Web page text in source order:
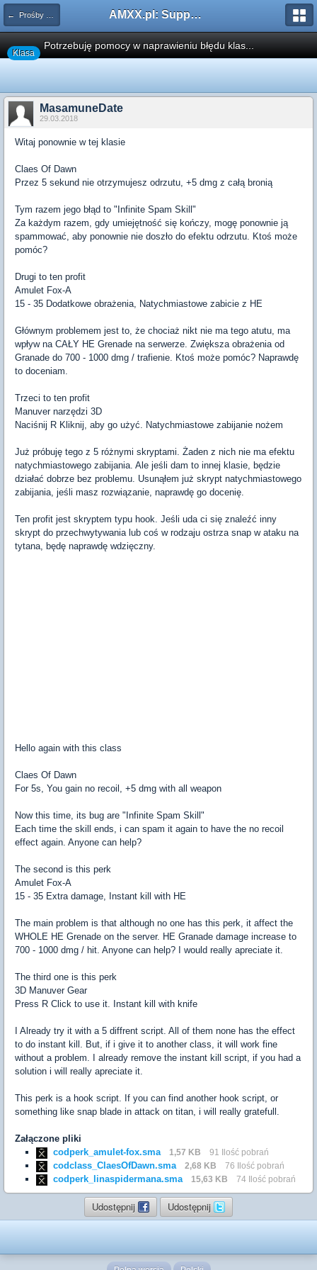
← Prośby o Klasę/Perk AMXX.pl: Support AMX Mod X i SourceMod
Klasa
Potrzebuję pomocy w naprawieniu błędu klas...
MasamuneDate
29.03.2018
Witaj ponownie w tej klasie
Claes Of Dawn
Przez 5 sekund nie otrzymujesz odrzutu, +5 dmg z całą bronią
Tym razem jego błąd to "Infinite Spam Skill"
Za każdym razem, gdy umiejętność się kończy, mogę ponownie ją
spammować, aby ponownie nie doszło do efektu odrzutu. Ktoś może
pomóc?
Drugi to ten profit
Amulet Fox-A
15 - 35 Dodatkowe obrażenia, Natychmiastowe zabicie z HE
Głównym problemem jest to, że chociaż nikt nie ma tego atutu, ma
wpływ na CAŁY HE Grenade na serwerze. Zwiększa obrażenia od
Granade do 700 - 1000 dmg / trafienie. Ktoś może pomóc? Naprawdę
to doceniam.
Trzeci to ten profit
Manuver narzędzi 3D
Naciśnij R Kliknij, aby go użyć. Natychmiastowe zabijanie nożem
Już próbuję tego z 5 różnymi skryptami. Żaden z nich nie ma efektu
natychmiastowego zabijania. Ale jeśli dam to innej klasie, będzie
działać dobrze bez problemu. Usunąłem już skrypt natychmiastowego
zabijania, jeśli masz rozwiązanie, naprawdę go docenię.
Ten profit jest skryptem typu hook. Jeśli uda ci się znaleźć inny
skrypt do przechwytywania lub coś w rodzaju ostrza snap w ataku na
tytana, będę naprawdę wdzięczny.
Hello again with this class
Claes Of Dawn
For 5s, You gain no recoil, +5 dmg with all weapon
Now this time, its bug are "Infinite Spam Skill"
Each time the skill ends, i can spam it again to have the no recoil
effect again. Anyone can help?
The second is this perk
Amulet Fox-A
15 - 35 Extra damage, Instant kill with HE
The main problem is that although no one has this perk, it affect the
WHOLE HE Grenade on the server. HE Granade damage increase to
700 - 1000 dmg / hit. Anyone can help? I would really apreciate it.
The third one is this perk
3D Manuver Gear
Press R Click to use it. Instant kill with knife
I Already try it with a 5 diffrent script. All of them none has the effect
to do instant kill. But, if i give it to another class, it will work fine
without a problem. I already remove the instant kill script, if you had a
solution i will really apreciate it.
This perk is a hook script. If you can find another hook script, or
something like snap blade in attack on titan, i will really gratefull.
Załączone pliki
codperk_amulet-fox.sma
1,57 KB 91 Ilość pobrań
codclass_ClaesOfDawn.sma 2,68 KB 76 Ilość pobrań
codperk_linaspidermana.sma 15,63 KB 74 Ilość pobrań
Udostępnij Udostępnij